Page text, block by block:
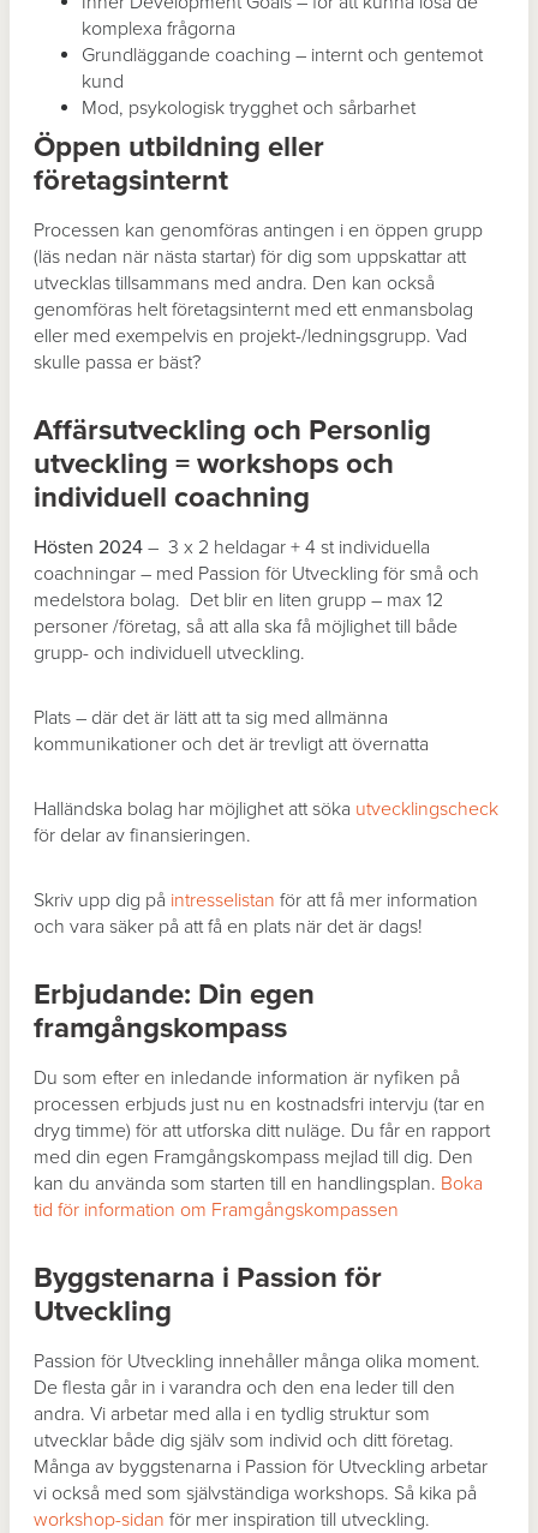
komplexa frågorna
Grundläggande coaching – internt och gentemot
kund
Mod, psykologisk trygghet och sårbarhet
Öppen utbildning eller
företagsinternt
Processen kan genomföras antingen i en öppen grupp
(läs nedan när nästa startar) för dig som uppskattar att
utvecklas tillsammans med andra. Den kan också
genomföras helt företagsinternt med ett enmansbolag
eller med exempelvis en projekt-/ledningsgrupp. Vad
skulle passa er bäst?
Affärsutveckling och Personlig
utveckling = workshops och
individuell coachning
Hösten 2024 – 3 x 2 heldagar + 4 st individuella
coachningar – med Passion för Utveckling för små och
medelstora bolag. Det blir en liten grupp – max 12
personer /företag, så att alla ska få möjlighet till både
grupp- och individuell utveckling.
Plats – där det är lätt att ta sig med allmänna
kommunikationer och det är trevligt att övernatta
Halländska bolag har möjlighet att söka utvecklingscheck
för delar av finansieringen.
Skriv upp dig på intresselistan för att få mer information
och vara säker på att få en plats när det är dags!
Erbjudande: Din egen
framgångskompass
Du som efter en inledande information är nyfiken på
processen erbjuds just nu en kostnadsfri intervju (tar en
dryg timme) för att utforska ditt nuläge. Du får en rapport
med din egen Framgångskompass mejlad till dig. Den
kan du använda som starten till en handlingsplan. Boka
tid för information om Framgångskompassen
Byggstenarna i Passion för
Utveckling
Passion för Utveckling innehåller många olika moment.
De flesta går in i varandra och den ena leder till den
andra. Vi arbetar med alla i en tydlig struktur som
utvecklar både dig själv som individ och ditt företag.
Många av byggstenarna i Passion för Utveckling arbetar
vi också med som självständiga workshops. Så kika på
workshop-sidan för mer inspiration till utveckling.